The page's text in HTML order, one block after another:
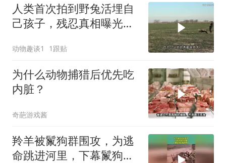
人类首次拍到野兔活埋自
己孩子，残忍真相曝光后
动物趣谈1 1跟贴
为什么动物捕猎后优先吃
内脏？
奇葩游戏酱
羚羊被鬣狗群围攻，为逃
命跳进河里，下幕鬣狗后